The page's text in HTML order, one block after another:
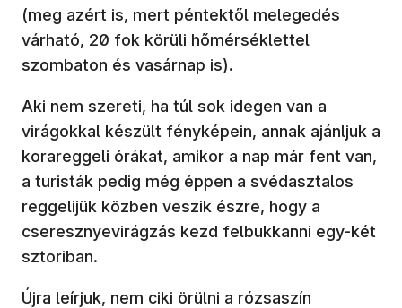
(meg azért is, mert péntektől melegedés
várható, 20 fok körüli hőmérséklettel
szombaton és vasárnap is).
Aki nem szereti, ha túl sok idegen van a
virágokkal készült fényképein, annak ajánljuk a
korareggeli órákat, amikor a nap már fent van,
a turisták pedig még éppen a svédasztalos
reggelijük közben veszik észre, hogy a
cseresznyevirágzás kezd felbukkanni egy-két
sztoriban.
Újra leírjuk, nem ciki örülni a rózsaszín